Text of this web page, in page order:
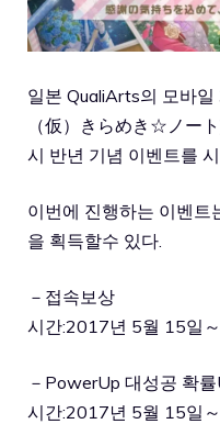
일본 QualiArts의 모바일
（仮）きらめき☆ノー
시 반년 기념 이벤트를
이번에 진행하는 이벤트
을 획득할수 있다.
－접속보상
시간:2017년 5월 15일
－PowerUp 대성공 확
시간:2017년 5월 15일